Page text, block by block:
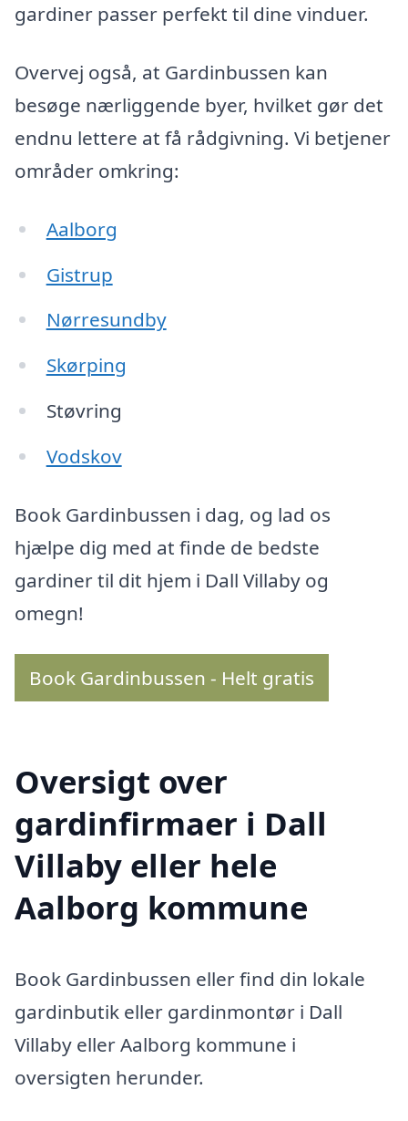
gardiner passer perfekt til dine vinduer.
Overvej også, at Gardinbussen kan
besøge nærliggende byer, hvilket gør det
endnu lettere at få rådgivning. Vi betjener
områder omkring:
Aalborg
Gistrup
Nørresundby
Skørping
Støvring
Vodskov
Book Gardinbussen i dag, og lad os
hjælpe dig med at finde de bedste
gardiner til dit hjem i Dall Villaby og
omegn!
Book Gardinbussen - Helt gratis
Oversigt over
gardinfirmaer i Dall
Villaby eller hele
Aalborg kommune
Book Gardinbussen eller find din lokale
gardinbutik eller gardinmontør i Dall
Villaby eller Aalborg kommune i
oversigten herunder.